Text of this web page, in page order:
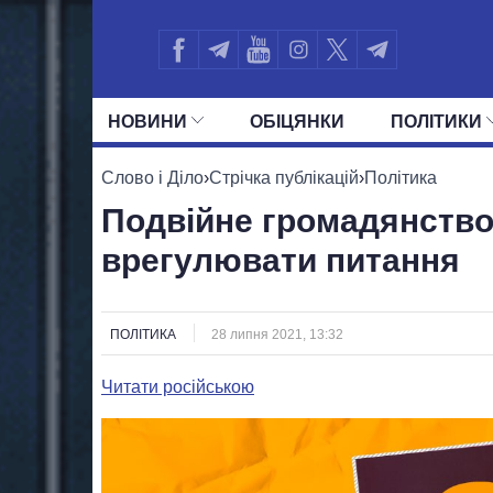
НОВИНИ ОБIЦЯНКИ ПОЛIТИКИ
УСІ ПОЛІТИКИ ПРЕЗИДЕНТ І ОФІС
Слово і Діло›Стрічка публікацій›Політика
Подвійне
врегулювати питання
ПОЛІТИКА 28 липня 2021, 13:32
Читати російською